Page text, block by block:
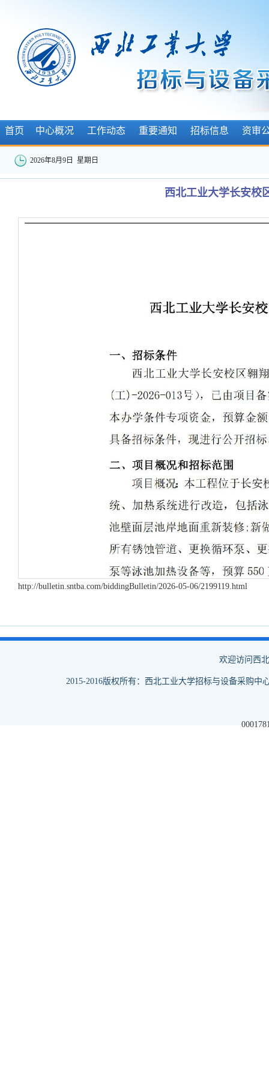
首页 中心概况 工作动态 重要通知 招标信息 资审
2026年8月9日 星期日
西北工业大学长安校
http://bulletin.sntba.com/biddingBulletin/2026-05-06/2199119.html
欢迎访问西
2015-2016版权所有：西北工业大学招标与设备采购